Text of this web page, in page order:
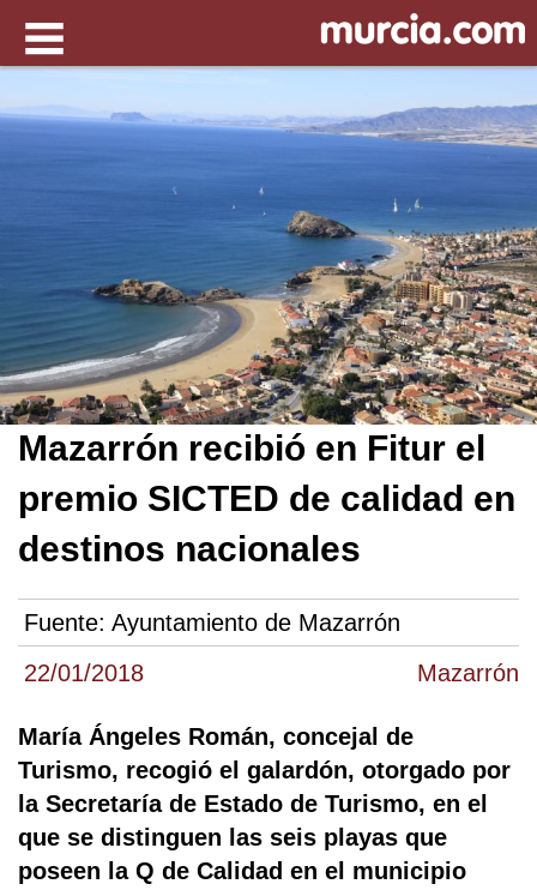
22/01/2018 Mazarrón
Mazarrón recibió en Fitur el
premio SICTED de calidad en
destinos nacionales
Fuente: Ayuntamiento de Mazarrón
María Ángeles Román, concejal de
Turismo, recogió el galardón, otorgado por
la Secretaría de Estado de Turismo, en el
que se distinguen las seis playas que
poseen la Q de Calidad en el municipio